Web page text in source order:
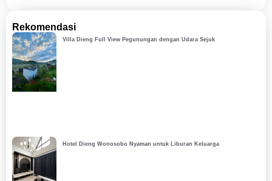
Rekomendasi
Villa Dieng Full View Pegunungan dengan Udara Sejuk
Hotel Dieng Wonosobo Nyaman untuk Liburan Keluarga